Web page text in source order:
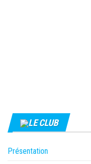
LE CLUB
Présentation